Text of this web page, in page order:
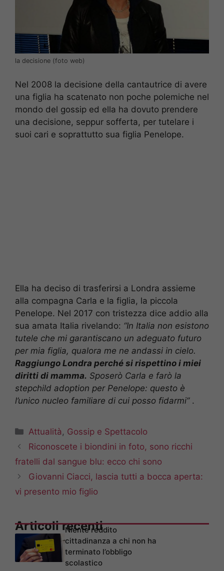
la decisione (foto web)
Nel 2008 la decisione della cantautrice di avere
una figlia ha scatenato non poche polemiche nel
mondo del gossip ed ella ha dovuto prendere
una decisione, seppur sofferta, per tutelare i
suoi cari e soprattutto sua figlia Penelope.
Ella ha deciso di trasferirsi a Londra assieme
alla compagna Carla e la figlia, la piccola
Penelope. Nel 2017 con tristezza dice addio alla
sua amata Italia rivelando: “In Italia non esistono
tutele che mi garantiscano un adeguato futuro
per mia figlia, qualora me ne andassi in cielo.
Raggiungo Londra perché si rispettino i miei
diritti di mamma. Sposerò Carla e farò la
stepchild adoption per Penelope: questo è
l’unico nucleo familiare di cui posso fidarmi”.
Categorie
Attualità , Gossip e Spettacolo
Riconoscete i biondini in foto, sono ricchi
fratelli dal sangue blu: ecco chi sono
Giovanni Ciacci, lascia tutti a bocca aperta:
vi presento mio figlio
Articoli recenti
Niente reddito
cittadinanza a chi non ha
terminato l’obbligo
scolastico